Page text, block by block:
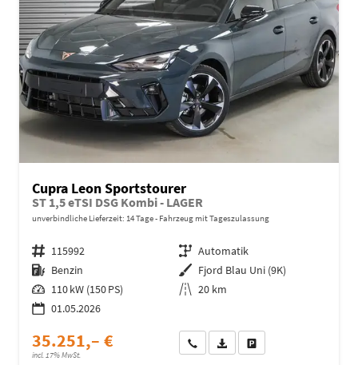
Cupra Leon Sportstourer
ST 1,5 eTSI DSG Kombi - LAGER
unverbindliche Lieferzeit: 14 Tage Fahrzeug mit Tageszulassung
Fahrzeugnr. 115992 Getriebe Automatik
Kraftstoff Benzin Außenfarbe Fjord Blau Uni (9K)
Leistung 110 kW (150 PS) Kilometerstand 20 km
01.05.2026
35.251,– €
incl. 17% MwSt.
Wir rufen Sie anFahrzeugexposé (PDF)